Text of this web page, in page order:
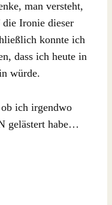
man versteht,
Ironie dieser
konnte ich
dass ich heute in
würde.
ich irgendwo
gelästert habe…